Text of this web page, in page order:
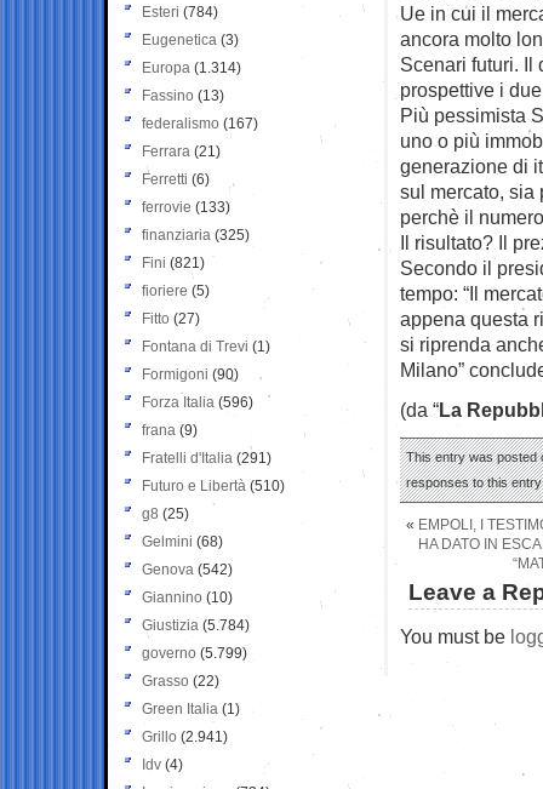
Ue in cui il
ancora molto
Scenari futuri. Il
prospettive i
Più pessimista
uno o più
generazione di
sul mercato, sia
perchè il
Il risultato? Il
Secondo il
tempo: “Il
appena questa
si riprenda
Milano”
(da “La
This entry was posted
responses to this
« EMPOLI, I
HA DATO IN
Leave a
You must be
Esteri (784)
Eugenetica (3)
Europa (1.314)
Fassino (13)
federalismo (167)
Ferrara (21)
Ferretti (6)
ferrovie (133)
finanziaria (325)
Fini (821)
fioriere (5)
Fitto (27)
Fontana di Trevi (1)
Formigoni (90)
Forza Italia (596)
frana (9)
Fratelli d'Italia (291)
Futuro e Libertà (510)
g8 (25)
Gelmini (68)
Genova (542)
Giannino (10)
Giustizia (5.784)
governo (5.799)
Grasso (22)
Green Italia (1)
Grillo (2.941)
Idv (4)